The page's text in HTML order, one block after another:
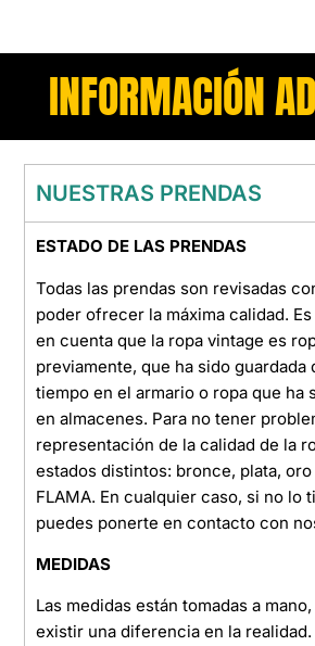
INFORMACIÓN
NUESTRAS PRENDAS
ESTADO DE LAS PRENDAS
Todas las prendas son revisadas
poder ofrecer la máxima calidad.
en cuenta que la ropa vintage es
previamente, que ha sido guardada
tiempo en el armario o ropa que ha
en almacenes. Para no tener
representación de la calidad de la
estados distintos: bronce, plata,
FLAMA. En cualquier caso, si no lo
puedes ponerte en contacto con
MEDIDAS
Las medidas están tomadas a
existir una diferencia en la realidad.